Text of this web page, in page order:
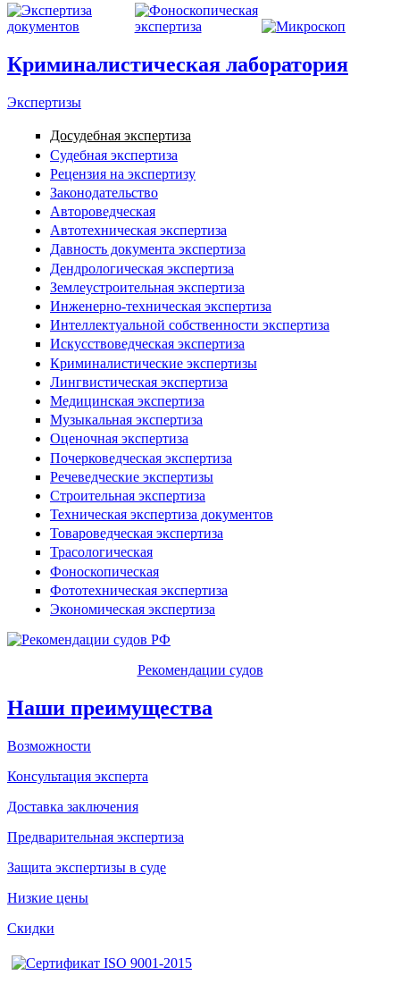
Криминалистическая лаборатория
Экспертизы
Досудебная экспертиза
Судебная экспертиза
Рецензия на экспертизу
Законодательство
Автороведческая
Автотехническая экспертиза
Давность документа экспертиза
Дендрологическая экспертиза
Землеустроительная экспертиза
Инженерно-техническая экспертиза
Интеллектуальной собственности экспертиза
Искусствоведческая экспертиза
Криминалистические экспертизы
Лингвистическая экспертиза
Медицинская экспертиза
Музыкальная экспертиза
Оценочная экспертиза
Почерковедческая экспертиза
Речеведческие экспертизы
Строительная экспертиза
Техническая экспертиза документов
Товароведческая экспертиза
Трасологическая
Фоноскопическая
Фототехническая экспертиза
Экономическая экспертиза
Рекомендации судов
Наши преимущества
Возможности
Консультация эксперта
Доставка заключения
Предварительная экспертиза
Защита экспертизы в суде
Низкие цены
Скидки